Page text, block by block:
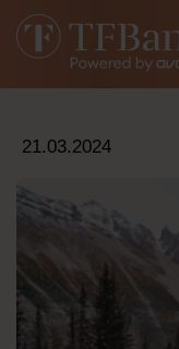
21.03.2024